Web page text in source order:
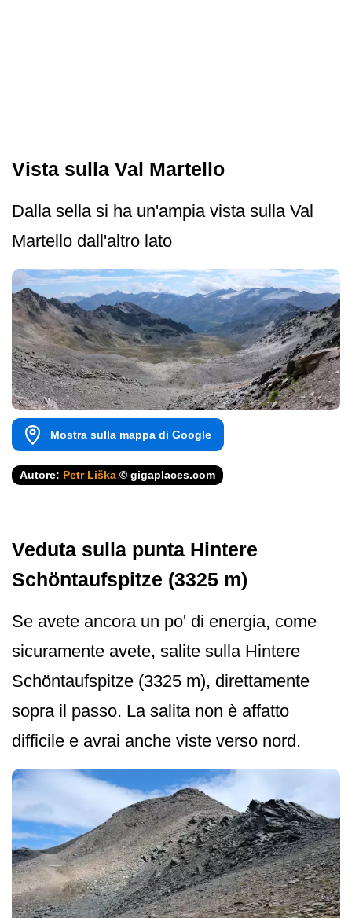
Vista sulla Val Martello
Dalla sella si ha un'ampia vista sulla Val
Martello dall'altro lato
Mostra sulla mappa di Google
Autore: Petr Liška © gigaplaces.com
Veduta sulla punta Hintere
Schöntaufspitze (3325 m)
Se avete ancora un po' di energia, come
sicuramente avete, salite sulla Hintere
Schöntaufspitze (3325 m), direttamente
sopra il passo. La salita non è affatto
difficile e avrai anche viste verso nord.